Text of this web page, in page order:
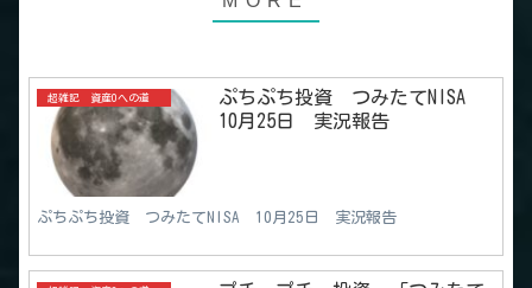
超雑記 資産0への道
ぷちぷち投資 つみたてNISA
10月25日 実況報告
ぷちぷち投資 つみたてNISA 10月25日 実況報告